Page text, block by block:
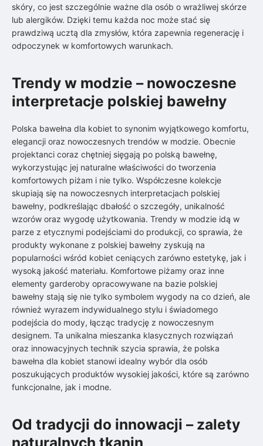
skóry, co jest szczególnie ważne dla osób o wrażliwej skórze
lub alergików. Dzięki temu każda noc może stać się
prawdziwą ucztą dla zmysłów, która zapewnia regenerację i
odpoczynek w komfortowych warunkach.
Trendy w modzie – nowoczesne
interpretacje polskiej bawełny
Polska bawełna dla kobiet to synonim wyjątkowego komfortu,
elegancji oraz nowoczesnych trendów w modzie. Obecnie
projektanci coraz chętniej sięgają po polską bawełnę,
wykorzystując jej naturalne właściwości do tworzenia
komfortowych piżam i nie tylko. Współczesne kolekcje
skupiają się na nowoczesnych interpretacjach polskiej
bawełny, podkreślając dbałość o szczegóły, unikalność
wzorów oraz wygodę użytkowania. Trendy w modzie idą w
parze z etycznymi podejściami do produkcji, co sprawia, że
produkty wykonane z polskiej bawełny zyskują na
popularności wśród kobiet ceniących zarówno estetykę, jak i
wysoką jakość materiału. Komfortowe piżamy oraz inne
elementy garderoby opracowywane na bazie polskiej
bawełny stają się nie tylko symbolem wygody na co dzień, ale
również wyrazem indywidualnego stylu i świadomego
podejścia do mody, łącząc tradycję z nowoczesnym
designem. Ta unikalna mieszanka klasycznych rozwiązań
oraz innowacyjnych technik szycia sprawia, że polska
bawełna dla kobiet stanowi idealny wybór dla osób
poszukujących produktów wysokiej jakości, które są zarówno
funkcjonalne, jak i modne.
Od tradycji do innowacji – zalety
naturalnych tkanin